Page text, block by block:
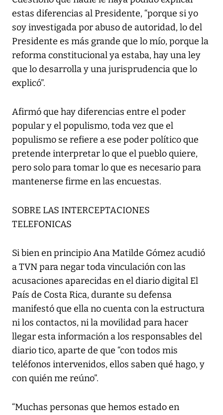
estas diferencias al Presidente, “porque si yo
soy investigada por abuso de autoridad, lo del
Presidente es más grande que lo mío, porque la
reforma constitucional ya estaba, hay una ley
que lo desarrolla y una jurisprudencia que lo
explicó”.
Afirmó que hay diferencias entre el poder
popular y el populismo, toda vez que el
populismo se refiere a ese poder político que
pretende interpretar lo que el pueblo quiere,
pero solo para tomar lo que es necesario para
mantenerse firme en las encuestas.
SOBRE LAS INTERCEPTACIONES
TELEFONICAS
Si bien en principio Ana Matilde Gómez acudió
a TVN para negar toda vinculación con las
acusaciones aparecidas en el diario digital El
País de Costa Rica, durante su defensa
manifestó que ella no cuenta con la estructura
ni los contactos, ni la movilidad para hacer
llegar esta información a los responsables del
diario tico, aparte de que “con todos mis
teléfonos intervenidos, ellos saben qué hago, y
con quién me reúno”.
“Muchas personas que hemos estado en